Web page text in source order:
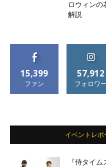
ロウィンの
解説
15,399
ファン
57,912
フォロワー
イベントレポ
『侍タイ